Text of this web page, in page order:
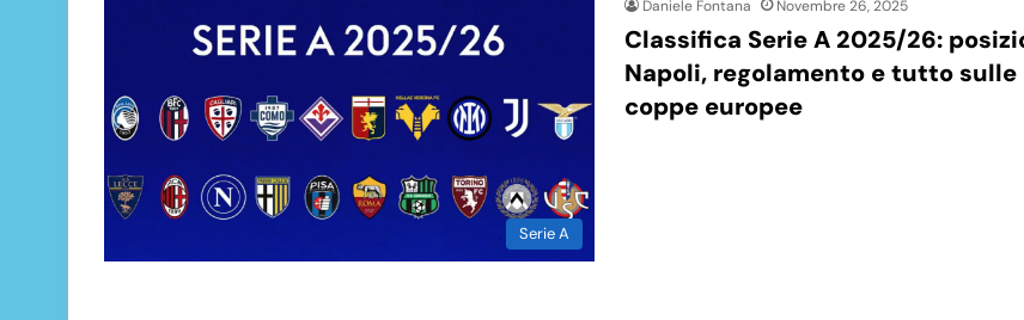
Serie A
Daniele Fontana Novembre 26, 2025
Classifica Serie A 2025/26:
Napoli, regolamento e tutto sulle
coppe europee